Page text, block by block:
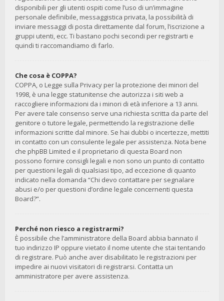
disponibili per gli utenti ospiti come l’uso di un’immagine
personale definibile, messaggistica privata, la possibilità di
inviare messaggi di posta direttamente dal forum, l’iscrizione a
gruppi utenti, ecc. Ti bastano pochi secondi per registrarti e
quindi ti raccomandiamo di farlo.
Che cosa è COPPA?
COPPA, o Legge sulla Privacy per la protezione dei minori del
1998, è una legge statunitense che autorizza i siti web a
raccogliere informazioni da i minori di età inferiore a 13 anni.
Per avere tale consenso serve una richiesta scritta da parte del
genitore o tutore legale, permettendo la registrazione delle
informazioni scritte dal minore. Se hai dubbi o incertezze, mettiti
in contatto con un consulente legale per assistenza. Nota bene
che phpBB Limited e il proprietario di questa Board non
possono fornire consigli legali e non sono un punto di contatto
per questioni legali di qualsiasi tipo, ad eccezione di quanto
indicato nella domanda “Chi devo contattare per segnalare
abusi e/o per questioni d’ordine legale concernenti questa
Board?”.
Perché non riesco a registrarmi?
È possibile che l’amministratore della Board abbia bannato il
tuo indirizzo IP oppure vietato il nome utente che stai tentando
di registrare. Può anche aver disabilitato le registrazioni per
impedire ai nuovi visitatori di registrarsi. Contatta un
amministratore per avere assistenza.